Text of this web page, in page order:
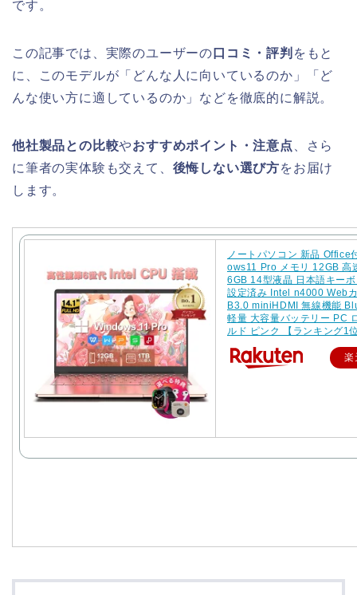
です。
この記事では、実際のユーザーの 口コミ・評判 をもと
に、このモデルが「どんな人に向いているのか」「ど
んな使い方に適しているのか」などを徹底的に解説。
他社製品との比較やおすすめポイント・注意点
、さら
に筆者の実体験も交えて、 後悔しない選び方をお届け
します。
ノートパソコン 新品 Office
ows11 Pro メモリ 12GB 高
6GB 14型液晶 日本語キー
設定済み Intel n4000 Web
B3.0 miniHDMI 無線機能
軽量 大容量バッテリー PC
ルド ピンク 【ランキング1
楽